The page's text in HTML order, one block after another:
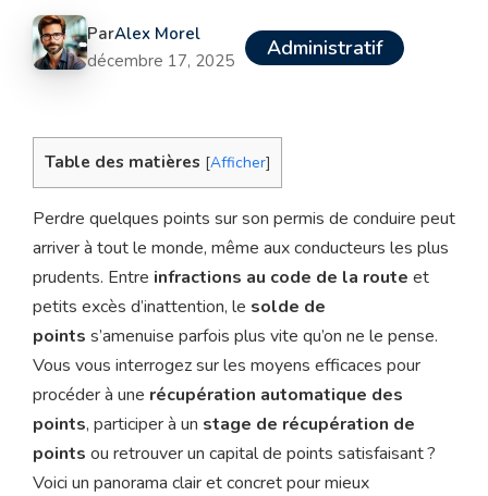
ParAlex Morel
décembre 17, 2025
Administratif
Table des matières [Afficher]
Perdre quelques points sur son permis de conduire peut
arriver à tout le monde, même aux conducteurs les plus
prudents. Entre infractions au code de la route et
petits excès d’inattention, le solde de
points s’amenuise parfois plus vite qu’on ne le pense.
Vous vous interrogez sur les moyens efficaces pour
procéder à une récupération automatique des
points, participer à un stage de récupération de
points ou retrouver un capital de points satisfaisant ?
Voici un panorama clair et concret pour mieux